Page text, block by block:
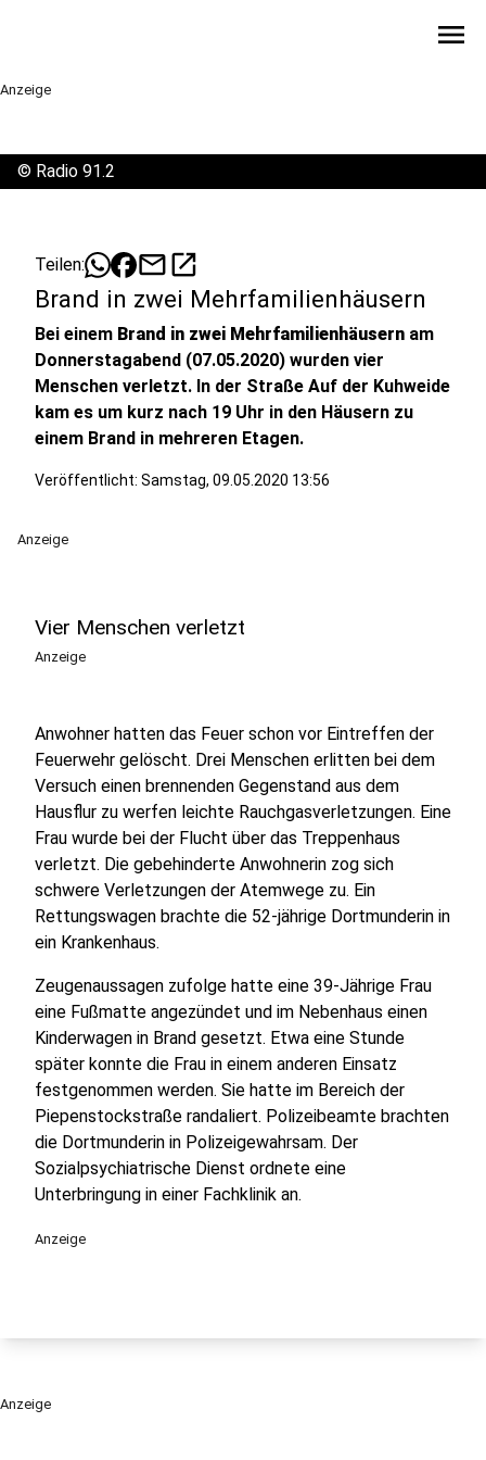
menu
Anzeige
© Radio 91.2
Teilen: mailopen_in_new
Brand in zwei Mehrfamilienhäusern
Bei einem Brand in zwei Mehrfamilienhäusern am
Donnerstagabend (07.05.2020) wurden vier
Menschen verletzt. In der Straße Auf der Kuhweide
kam es um kurz nach 19 Uhr in den Häusern zu
einem Brand in mehreren Etagen.
Veröffentlicht: Samstag, 09.05.2020 13:56
Anzeige
Vier Menschen verletzt
Anzeige
Anwohner hatten das Feuer schon vor Eintreffen der
Feuerwehr gelöscht. Drei Menschen erlitten bei dem
Versuch einen brennenden Gegenstand aus dem
Hausflur zu werfen leichte Rauchgasverletzungen. Eine
Frau wurde bei der Flucht über das Treppenhaus
verletzt. Die gebehinderte Anwohnerin zog sich
schwere Verletzungen der Atemwege zu. Ein
Rettungswagen brachte die 52-jährige Dortmunderin in
ein Krankenhaus.
Zeugenaussagen zufolge hatte eine 39-Jährige Frau
eine Fußmatte angezündet und im Nebenhaus einen
Kinderwagen in Brand gesetzt. Etwa eine Stunde
später konnte die Frau in einem anderen Einsatz
festgenommen werden. Sie hatte im Bereich der
Piepenstockstraße randaliert. Polizeibeamte brachten
die Dortmunderin in Polizeigewahrsam. Der
Sozialpsychiatrische Dienst ordnete eine
Unterbringung in einer Fachklinik an.
Anzeige
Anzeige